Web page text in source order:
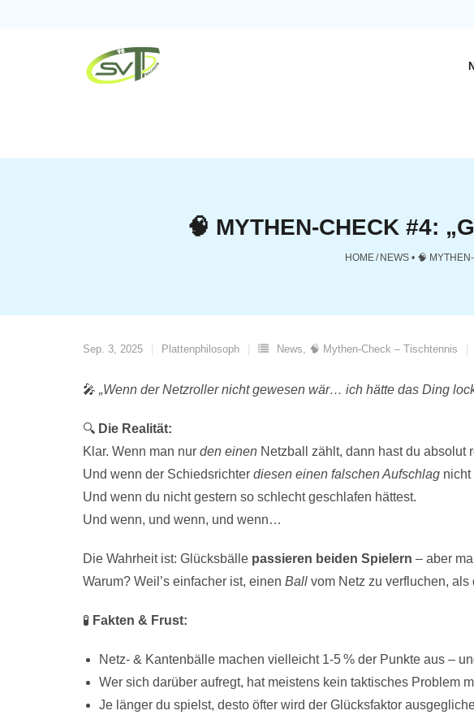
🧠 MYTHEN-CHECK #4:
HOME/ NEWS • 🧠
Sep. 3, 2025 Plattenphilosoph News, 🧠 Mythen-Check – Tischtennis
🎤 „Wenn der Netzroller nicht gewesen wär… ich hätte das Ding
🔍 Die Realität:
Klar. Wenn man nur den einen Netzball zählt, dann hast du absolut
Und wenn der Schiedsrichter diesen einen falschen Aufschlag nicht
Und wenn du nicht gestern so schlecht geschlafen hättest.
Und wenn, und wenn, und wenn…
Die Wahrheit ist: Glücksbälle passieren beiden Spielern – aber
Warum? Weil’s einfacher ist, einen Ball vom Netz zu verfluchen,
🧪 Fakten & Frust:
Netz- & Kantenbälle machen vielleicht 1-5 % der Punkte aus –
Wer sich darüber aufregt, hat meistens kein taktisches Problem
Je länger du spielst, desto öfter wird der Glücksfaktor